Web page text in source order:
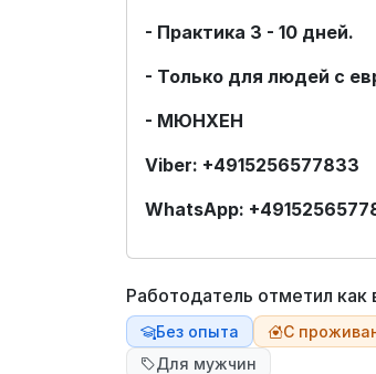
- Практика 3 - 10 дней.
- Только для людей с
- МЮНХЕН
Viber: +4915256577833
WhatsApp:
Работодатель отметил как
Без опыта С
Для мужчин